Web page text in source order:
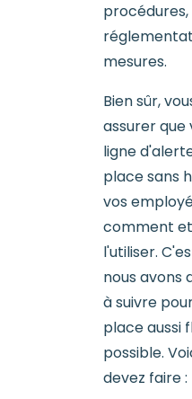
procédures,
mesures.
Bien sûr,
assurer
ligne
place sans
vos
comment
l'utiliser.
nous avons
à suivre
place aussi
possible.
devez faire :